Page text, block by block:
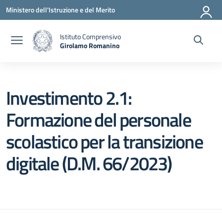
Vai ai contenuti
Vai al menu di navigazione
Vai al footer
Ministero dell'Istruzione e del Merito
Istituto Comprensivo
Girolamo Romanino
Investimento 2.1:
Formazione del personale
scolastico per la transizione
digitale (D.M. 66/2023)